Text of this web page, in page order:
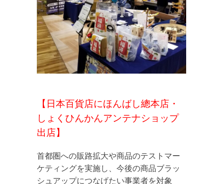
【日本百貨店にほんばし總本店・
しょくひんかんアンテナショップ
出店】
首都圏への販路拡大や商品のテストマー
ケティングを実施し、今後の商品ブラッ
シュアップにつなげたい事業者を対象